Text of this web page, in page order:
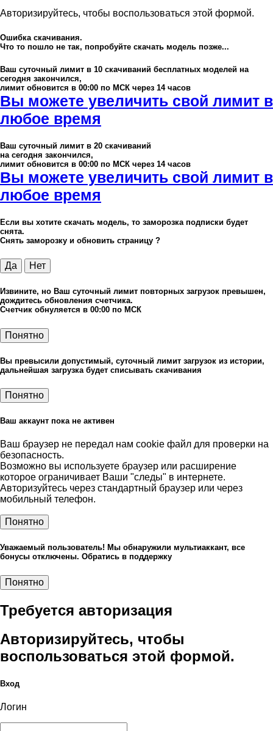
Авторизируйтесь, чтобы воспользоваться этой формой.
Ошибка скачивания.
Что то пошло не так, попробуйте скачать модель позже...
Ваш суточный лимит в 10 скачиваний бесплатных моделей на
сегодня закончился,
лимит обновится в 00:00 по МСК через 14 часов
Вы можете увеличить свой лимит в
любое время
Ваш суточный лимит в 20 скачиваний
на сегодня закончился,
лимит обновится в 00:00 по МСК через 14 часов
Вы можете увеличить свой лимит в
любое время
Если вы хотите скачать модель, то заморозка подписки будет
снята.
Снять заморозку и обновить страницу ?
Да Нет
Извините, но Ваш суточный лимит повторных загрузок превышен,
дождитесь обновления счетчика.
Счетчик обнуляется в 00:00 по МСК
Понятно
Вы превысили допустимый, суточный лимит загрузок из истории,
дальнейшая загрузка будет списывать скачивания
Понятно
Ваш аккаунт пока не активен
Ваш браузер не передал нам cookie файл для проверки на
безопасность.
Возможно вы используете браузер или расширение
которое ограничивает Ваши "следы" в интернете.
Авторизуйтесь через стандартный браузер или через
мобильный телефон.
Понятно
Уважаемый пользователь! Мы обнаружили мультиаккант, все
бонусы отключены. Обратись в поддержку
Понятно
Требуется авторизация
Авторизируйтесь, чтобы
воспользоваться этой формой.
Вход
Логин